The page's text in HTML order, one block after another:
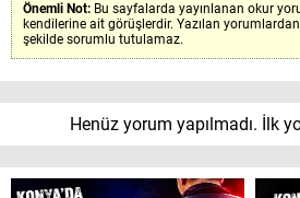
Önemli Not: Bu sayfalarda yayınlanan okur
kendilerine ait görüşlerdir. Yazılan
şekilde sorumlu tutulamaz.
Henüz yorum yapılmadı. İlk